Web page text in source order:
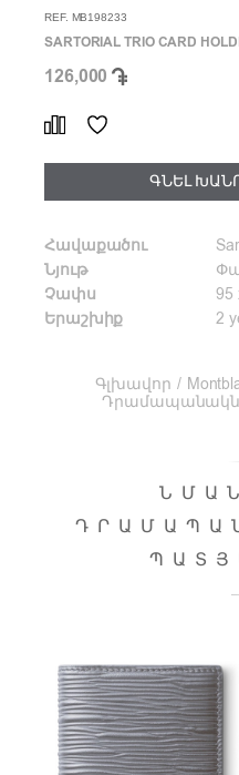
REF. MB198233
SARTORIAL TRIO CARD
126,000
ԳՆԵԼ
Հավաքածու
Նյութ
Չափս
95
Երաշխիք
2
Գլխավոր /